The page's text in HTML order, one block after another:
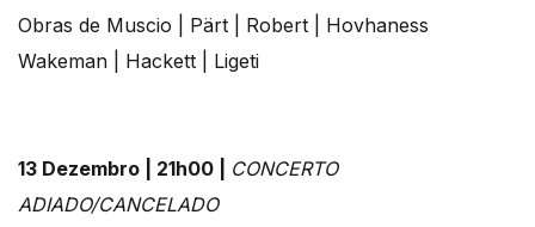
Obras de Muscio | Pärt | Robert | Hovhaness
Wakeman | Hackett | Ligeti
13 Dezembro | 21h00 | CONCERTO
ADIADO/CANCELADO